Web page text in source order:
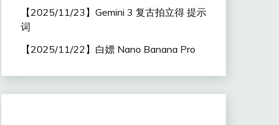
【2025/11/23】Gemini 3 复古拍立得 提示
词
【2025/11/22】白嫖 Nano Banana Pro